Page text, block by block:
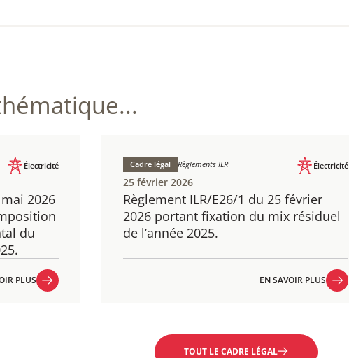
2026
du
Électricité
PLUS
Règlement ILR/E26/1 du 25 février
2026 portant fixation du mix résiduel
de l’année 2025.
Cadre légal Règlements ILR Électricité
25 février 2026
EN SAVOIR PLUS
TOUT LE CADRE LÉGAL